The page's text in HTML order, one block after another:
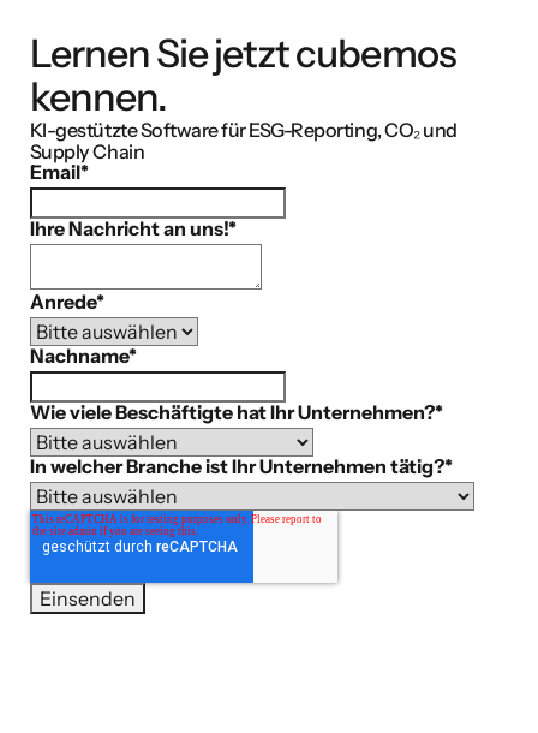
Lernen Sie jetzt cubemos
kennen.
KI-gestützte Software für ESG-Reporting, CO₂ und
Supply Chain
Email*
Ihre Nachricht an uns!*
Anrede*
Nachname*
Wie viele Beschäftigte hat Ihr Unternehmen?*
In welcher Branche ist Ihr Unternehmen tätig?*